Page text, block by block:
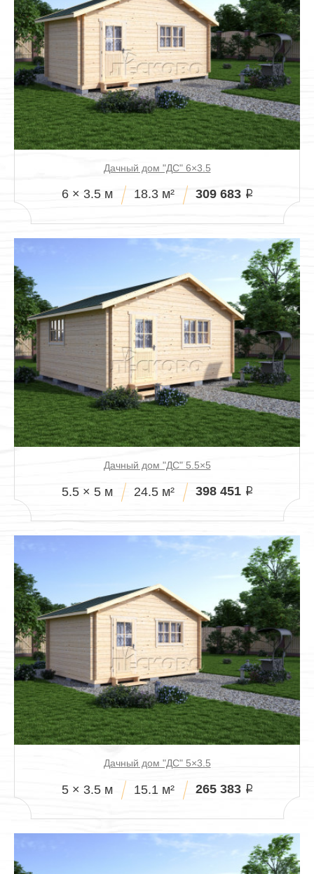
Дачный дом "ДС" 6×3.5
6 × 3.5 м 18.3 м² 309 683 i
Дачный дом "ДС" 5.5×5
5.5 × 5 м 24.5 м² 398 451 i
Дачный дом "ДС" 5×3.5
5 × 3.5 м 15.1 м² 265 383 i